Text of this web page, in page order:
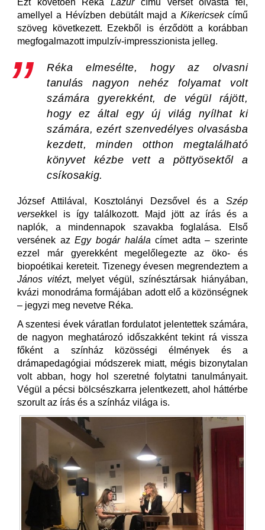
Ezt követően RékaLazúr című versét olvasta fel,
amellyel a Hévízben debütált majd a Kikericsekcímű
szöveg következett. Ezekből is érződött a korábban
megfogalmazott impulzív-impresszionista jelleg.
Réka elmesélte, hogy az olvasni
tanulás nagyon nehéz folyamat volt
számára gyerekként, de végül rájött,
hogy ez által egy új világ nyílhat ki
számára, ezért szenvedélyes olvasásba
kezdett, minden otthon megtalálható
könyvet kézbe vett a pöttyösektől a
csíkosakig.
József Attilával, Kosztolányi Dezsővel és a Szép
versekkel is így találkozott. Majd jött az írás és a
naplók, a mindennapok szavakba foglalása. Első
versének azEgy bogár halála címet adta – szerinte
ezzel már gyerekként megelőlegezte az öko- és
biopoétikai kereteit. Tizenegy évesen megrendeztem a
János vitézt, melyet végül, színésztársak hiányában,
kvázi monodráma formájában adott elő a közönségnek
– jegyzi meg nevetve Réka.
A szentesi évek váratlan fordulatot jelentettek számára,
de nagyon meghatározó időszakként tekint rá vissza
főként a színház közösségi élmények és a
drámapedagógiai módszerek miatt, mégis bizonytalan
volt abban, hogy hol szeretné folytatni tanulmányait.
Végül a pécsi bölcsészkarra jelentkezett, ahol háttérbe
szorult az írás és a színház világa is.